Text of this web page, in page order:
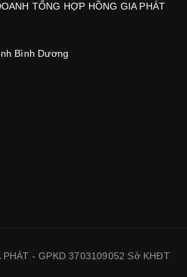
TỔNG HỢP HỒNG GIA PHÁT
Bình Dương
- GPKD 3703109052 Sở KHĐT